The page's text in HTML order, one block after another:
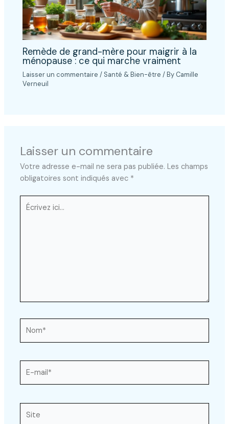
Remède de grand-mère pour maigrir à la
ménopause : ce qui marche vraiment
Laisser un commentaire / Santé & Bien-être / By Camille
Verneuil
Laisser un commentaire
Votre adresse e-mail ne sera pas publiée. Les champs
obligatoires sont indiqués avec *
Écrivez
ici…
mail*